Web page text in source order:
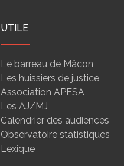
UTILE
Le barreau de Mâcon
Les huissiers de justice
Association APESA
Les AJ/MJ
Calendrier des audiences
Observatoire statistiques
Lexique